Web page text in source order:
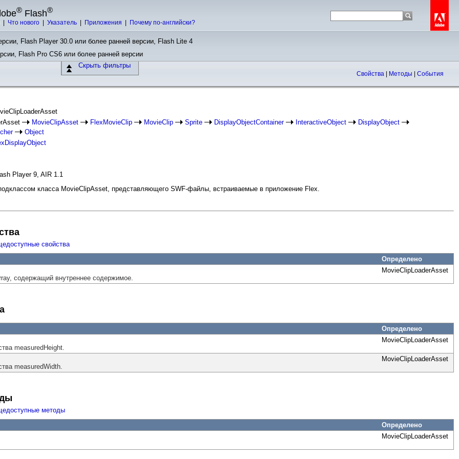
® Flash®
Что нового Указатель Приложения Почему по-английски?
Flash Player 30.0 или более ранней версии, Flash Lite 4
Flash Pro CS6 или более ранней версии
Скрыть фильтры
Свойства Методы События
MovieClipAsset FlexMovieClip MovieClip Sprite DisplayObjectContainer InteractiveObject
DisplayObject
Object
Player 9, AIR 1.1
класса MovieClipAsset, представляющего SWF-файлы, встраиваемые в приложение Flex.
свойства
Определено
содержащий внутреннее содержимое.
MovieClipLoaderAsset
Определено
measuredHeight.
MovieClipLoaderAsset
measuredWidth.
MovieClipLoaderAsset
методы
Определено
MovieClipLoaderAsset